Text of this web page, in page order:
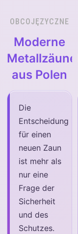
OBCOJĘZYCZNE
Moderne
Metallzäune
aus Polen
Die
Entscheidung
für einen
neuen Zaun
ist mehr als
nur eine
Frage der
Sicherheit
und des
Schutzes.